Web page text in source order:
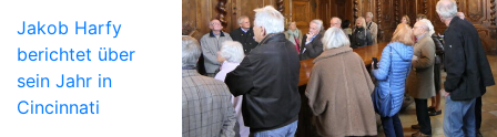
Jakob Harfy
berichtet über
sein Jahr in
Cincinnati